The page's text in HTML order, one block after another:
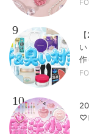
9
作
10
♡